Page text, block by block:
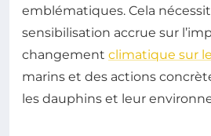
emblématiques. Cela
sensibilisation accrue sur
changement climatique sur
marins et des actions
les dauphins et leur